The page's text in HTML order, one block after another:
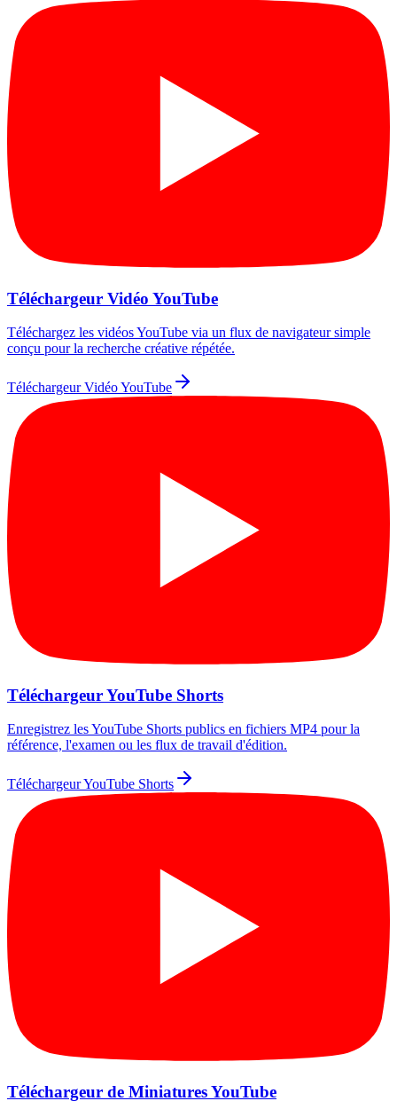
Téléchargeur Vidéo YouTube
Téléchargez les vidéos YouTube via un flux de navigateur simple
conçu pour la recherche créative répétée.
Téléchargeur Vidéo YouTube
Téléchargeur YouTube Shorts
Enregistrez les YouTube Shorts publics en fichiers MP4 pour la
référence, l'examen ou les flux de travail d'édition.
Téléchargeur YouTube Shorts
Téléchargeur de Miniatures YouTube